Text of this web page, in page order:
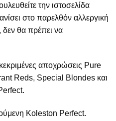
την ιστοσελίδα
στο παρελθόν αλλεργική
θα πρέπει να
αποχρώσεις Pure
Reds, Special Blondes και
Koleston Perfect.